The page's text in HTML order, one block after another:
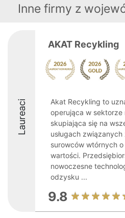
Inne firmy z
Laureaci
AKAT Recykling
Akat Recykling to
operująca w sektorze
skupiająca się na
usługach
surowców wtórnych
wartości.
nowoczesne
odzysku ...
9.8